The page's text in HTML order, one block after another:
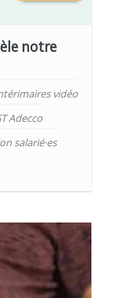
notre
vidéo
Adecco
salarié·es